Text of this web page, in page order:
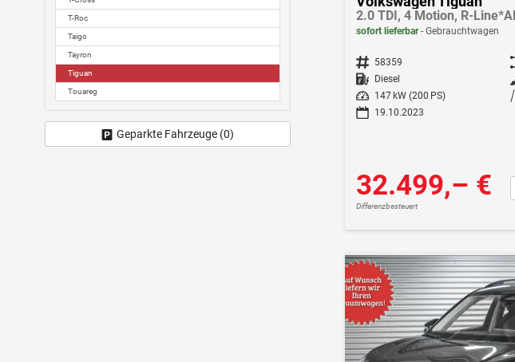
sofort lieferbar Gebrauchtwagen
Fahrzeugnr. 58359
Kraftstoff Diesel
Leistung
147 kW (200 PS)
19.10.2023
32.499,– €
Differenzbesteuert
T-Roc
Taigo
Tayron
Tiguan
Touareg
Geparkte Fahrzeuge (0)